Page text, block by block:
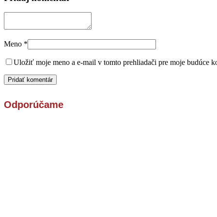
Meno *
Uložiť moje meno a e-mail v tomto prehliadači pre moje budúce
Odporúčame